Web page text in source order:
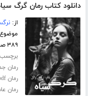
دانلود کتاب رمان گرگ
از:
۳۸۹ صفحه
رمان
رمان pdf
رمان